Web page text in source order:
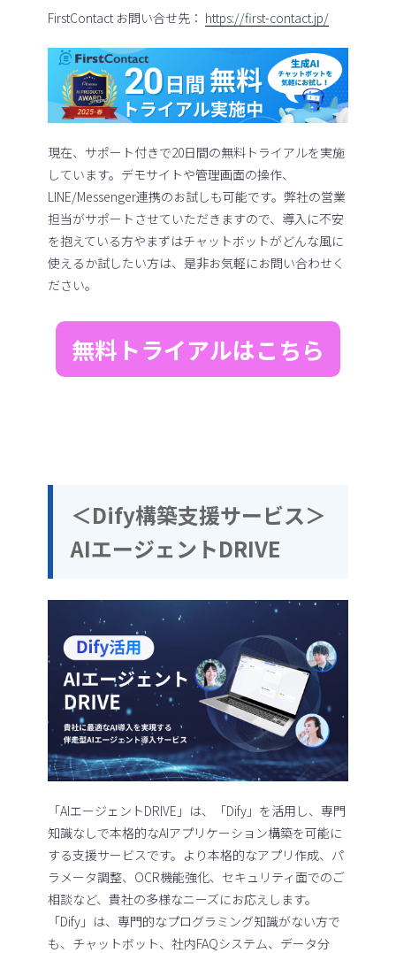
FirstContact お問い合せ先： https://first-contact.jp/
現在、サポート付きで20日間の無料トライアルを実施
しています。デモサイトや管理画面の操作、
LINE/Messenger連携のお試しも可能です。弊社の営業
担当がサポートさせていただきますので、導入に不安
を抱えている方やまずはチャットボットがどんな風に
使えるか試したい方は、是非お気軽にお問い合わせく
ださい。
無料トライアルはこちら
＜Dify構築支援サービス＞
AIエージェントDRIVE
「AIエージェントDRIVE」は、「Dify」を活用し、専門
知識なしで本格的なAIアプリケーション構築を可能に
する支援サービスです。より本格的なアプリ作成、パ
ラメータ調整、OCR機能強化、セキュリティ面でのご
相談など、貴社の多様なニーズにお応えします。
「Dify」は、専門的なプログラミング知識がない方で
も、チャットボット、社内FAQシステム、データ分